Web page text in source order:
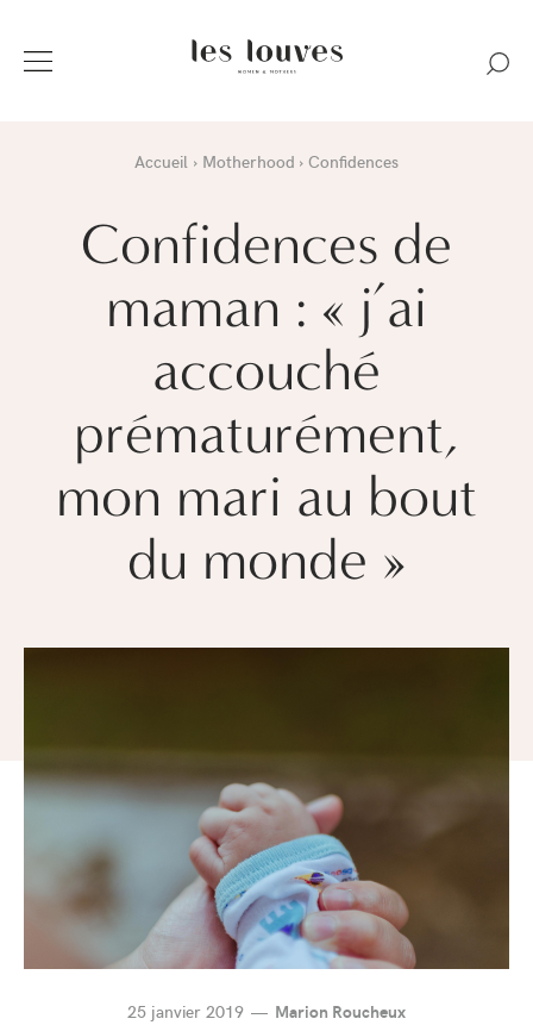
Accueil Motherhood Confidences
Confidences de
maman : « j’ai
accouché
prématurément,
mon mari au bout
du monde »
25 janvier 2019 Marion Roucheux